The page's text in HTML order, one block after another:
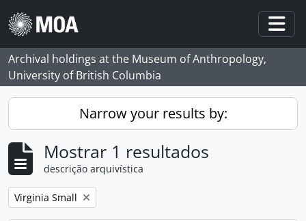
Skip to main content
Archival holdings at the Museum of Anthropology,
University of British Columbia
Narrow your results by:
Mostrar 1 resultados
descrição arquivística
Remove filter:
Virginia Small